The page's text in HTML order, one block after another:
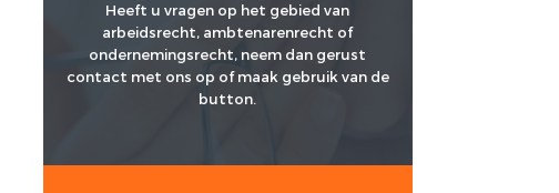
Heeft u vragen op het gebied van
arbeidsrecht, ambtenarenrecht of
ondernemingsrecht, neem dan gerust
contact met ons op of maak gebruik van de
button.